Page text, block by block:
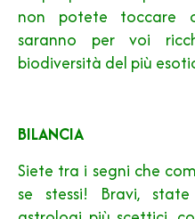
non potete toccare
saranno per voi
biodiversità del più
BILANCIA
Siete tra i segni che
se stessi! Bravi,